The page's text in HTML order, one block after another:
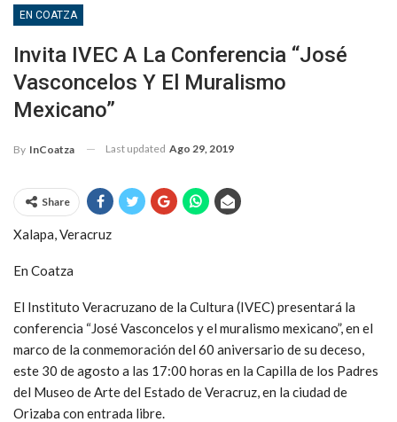
EN COATZA
Invita IVEC A La Conferencia “José
Vasconcelos Y El Muralismo
Mexicano”
By InCoatza Last updated Ago 29, 2019
Share
Xalapa, Veracruz
En Coatza
El Instituto Veracruzano de la Cultura (IVEC) presentará la
conferencia “José Vasconcelos y el muralismo mexicano”, en el
marco de la conmemoración del 60 aniversario de su deceso,
este 30 de agosto a las 17:00 horas en la Capilla de los Padres
del Museo de Arte del Estado de Veracruz, en la ciudad de
Orizaba con entrada libre.